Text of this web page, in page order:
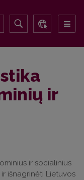
ir
ir socialinius
išnagrinėti Lietuvos